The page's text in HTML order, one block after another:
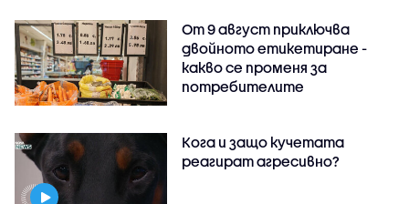
От 9 август приключва
двойното етикетиране -
какво се променя за
потребителите
Кога и защо кучетата
реагират агресивно?